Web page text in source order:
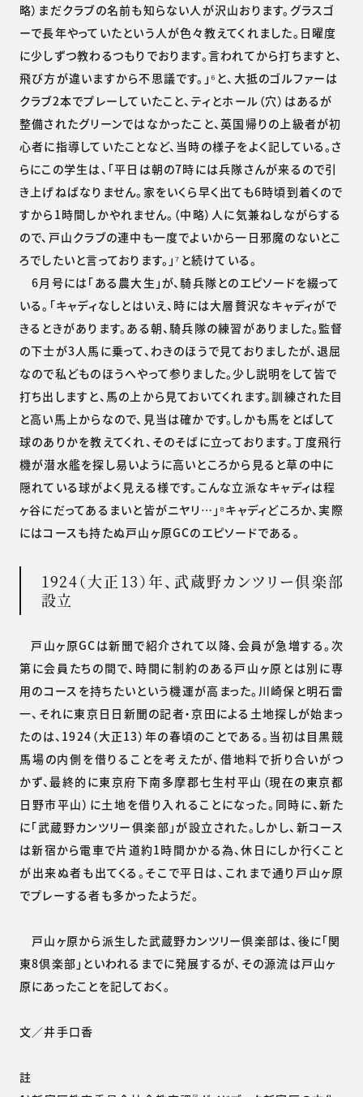
略）まだクラブの名前も知らない人が沢山おります。グラスゴ
ーで長年やっていたという人が色々教えてくれました。日曜度
に少しずつ教わるつもりでおります。言われてから打ちますと、
飛び方が違いますから不思議です。」⁶と、大抵のゴルファーは
クラブ2本でプレーしていたこと、ティとホール（穴）はあるが
整備されたグリーンではなかったこと、英国帰りの上級者が初
心者に指導していたことなど、当時の様子をよく記している。さ
らにこの学生は、「平日は朝の7時には兵隊さんが来るので引
き上げねばなりません。家をいくら早く出ても6時頃到着くので
すから1時間しかやれません。（中略）人に気兼ねしながらする
ので、戸山クラブの連中も一度でよいから一日邪魔のないとこ
ろでしたいと言っております。」⁷と続けている。
6月号には「ある農大生」が、騎兵隊とのエピソードを綴って
いる。「キャディなしとはいえ、時には大層贅沢なキャディがで
きるときがあります。ある朝、騎兵隊の練習がありました。監督
の下士が3人馬に乗って、わきのほうで見ておりましたが、退屈
なので私どものほうへやって参りました。少し説明をして皆で
打ち出しますと、馬の上から見ておいてくれます。訓練された目
と高い馬上からなので、見当は確かです。しかも馬をとばして
球のありかを教えてくれ、そのそばに立っております。丁度飛行
機が潜水艦を探し易いように高いところから見ると草の中に
隠れている球がよく見える様です。こんな立派なキャディは程
ヶ谷にだってあるまいと皆がニヤリ…」⁸キャディどころか、実際
にはコースも持たぬ戸山ヶ原GCのエピソードである。
1924（大正13）年、武蔵野カンツリー倶楽部
設立
戸山ヶ原GCは新聞で紹介されて以降、会員が急増する。次
第に会員たちの間で、時間に制約のある戸山ヶ原とは別に専
用のコースを持ちたいという機運が高まった。川崎保と明石雷
一、それに東京日日新聞の記者・京田による土地探しが始まっ
たのは、1924（大正13）年の春頃のことである。当初は目黒競
馬場の内側を借りることを考えたが、借地料で折り合いがつ
かず、最終的に東京府下南多摩郡七生村平山（現在の東京都
日野市平山）に土地を借り入れることになった。同時に、新た
に「武蔵野カンツリー俱楽部」が設立された。しかし、新コース
は新宿から電車で片道約1時間かかる為、休日にしか行くこと
が出来ぬ者も出てくる。そこで平日は、これまで通り戸山ヶ原
でプレーする者も多かったようだ。
戸山ヶ原から派生した武蔵野カンツリー倶楽部は、後に「関
東8倶楽部」といわれるまでに発展するが、その源流は戸山ヶ
原にあったことを記しておく。
文／井手口香
註